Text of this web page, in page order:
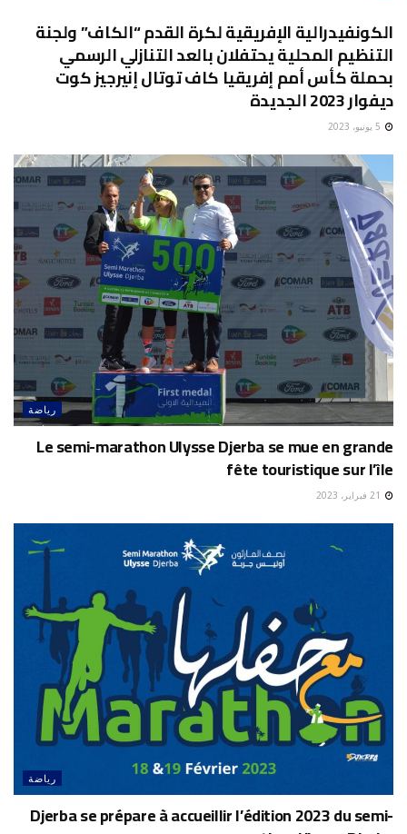
الكونفيدرالية الإفريقية لكرة القدم “الكاف” ولجنة
التنظيم المحلية يحتفلان بالعد التنازلي الرسمي
بحملة كأس أمم إفريقيا كاف توتال إنيرجيز كوت
ديفوار 2023 الجديدة
رياضة
Le semi-marathon Ulysse Djerba se mue en grande
fête touristique sur l’île
رياضة
Djerba se prépare à accueillir l’édition 2023 du semi-